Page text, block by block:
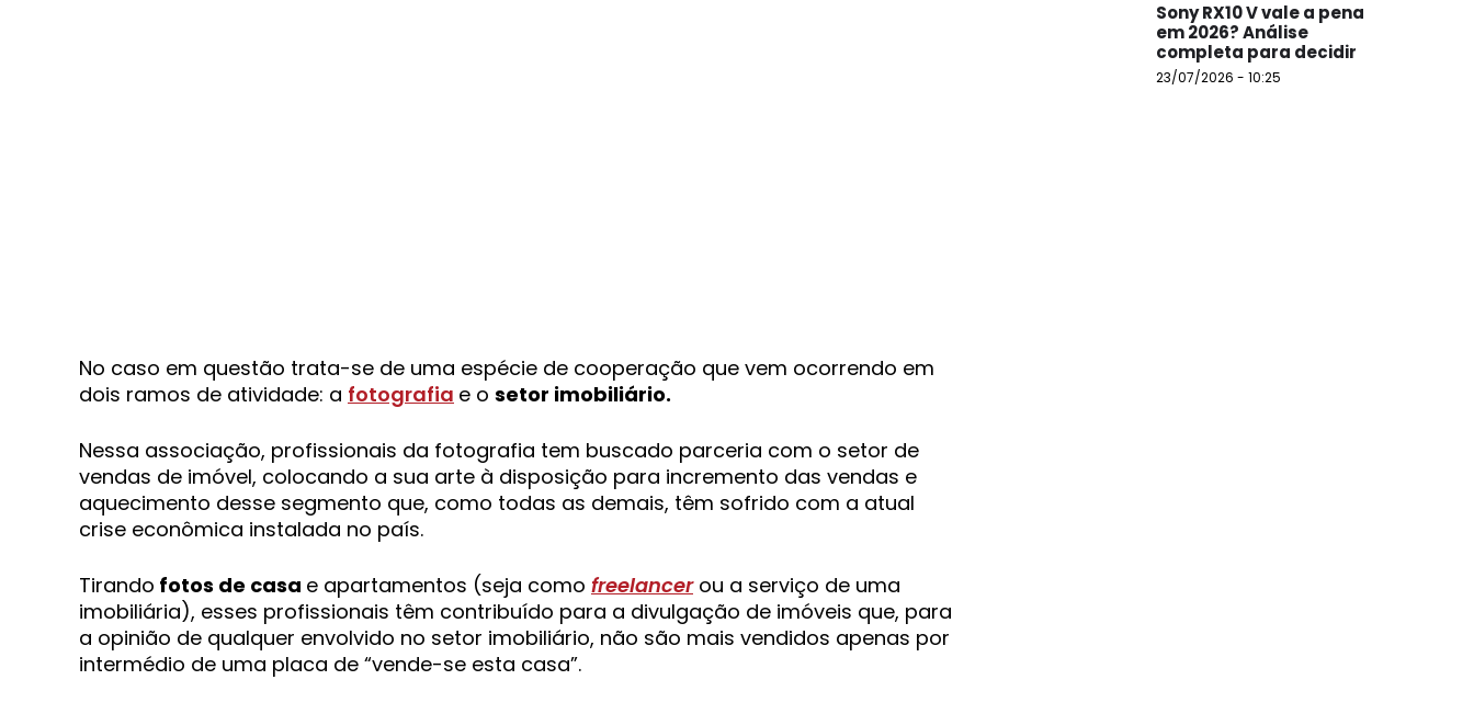
No caso em questão trata-se de uma espécie de cooperação que vem ocorrendo em
dois ramos de atividade: a fotografia e o setor imobiliário.
Nessa associação, profissionais da fotografia tem buscado parceria com o setor de
vendas de imóvel, colocando a sua arte à disposição para incremento das vendas e
aquecimento desse segmento que, como todas as demais, têm sofrido com a atual
crise econômica instalada no país.
Tirando fotos de casa e apartamentos (seja como freelancer ou a serviço de uma
imobiliária), esses profissionais têm contribuído para a divulgação de imóveis que, para
a opinião de qualquer envolvido no setor imobiliário, não são mais vendidos apenas por
intermédio de uma placa de “vende-se esta casa”.
Sony RX10 V vale a pena
em 2026? Análise
completa para decidir
23/07/2026 - 10:25